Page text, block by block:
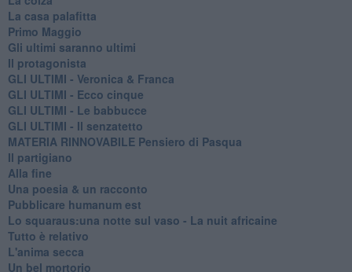
La casa palafitta
Primo Maggio
Gli ultimi saranno ultimi
Il protagonista
GLI ULTIMI - Veronica & Franca
GLI ULTIMI - Ecco cinque
GLI ULTIMI - Le babbucce
GLI ULTIMI - Il senzatetto
MATERIA RINNOVABILE Pensiero di Pasqua
Il partigiano
Alla fine
Una poesia & un racconto
Pubblicare humanum est
Lo squaraus:una notte sul vaso - La nuit africaine
Tutto è relativo
L'anima secca
Un bel mortorio